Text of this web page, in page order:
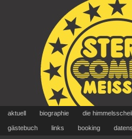
aktuell biographie die
gästebuch links booking